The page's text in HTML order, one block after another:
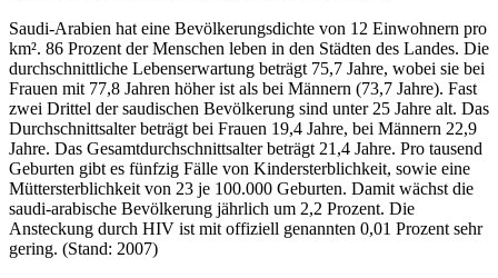
Saudi-Arabien hat eine Bevölkerungsdichte von 12 Einwohnern pro
km². 86 Prozent der Menschen leben in den Städten des Landes. Die
durchschnittliche Lebenserwartung beträgt 75,7 Jahre, wobei sie bei
Frauen mit 77,8 Jahren höher ist als bei Männern (73,7 Jahre). Fast
zwei Drittel der saudischen Bevölkerung sind unter 25 Jahre alt. Das
Durchschnittsalter beträgt bei Frauen 19,4 Jahre, bei Männern 22,9
Jahre. Das Gesamtdurchschnittsalter beträgt 21,4 Jahre. Pro tausend
Geburten gibt es fünfzig Fälle von Kindersterblichkeit, sowie eine
Müttersterblichkeit von 23 je 100.000 Geburten. Damit wächst die
saudi-arabische Bevölkerung jährlich um 2,2 Prozent. Die
Ansteckung durch HIV ist mit offiziell genannten 0,01 Prozent sehr
gering. (Stand: 2007)